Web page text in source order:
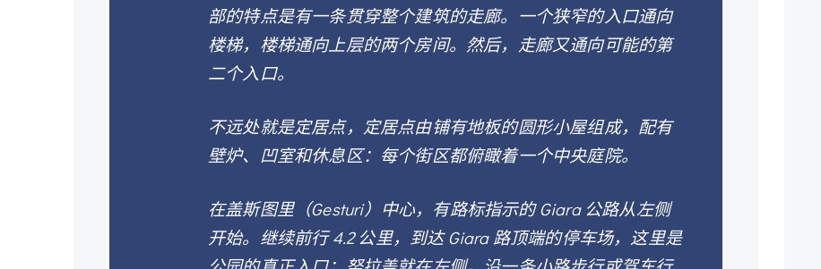
部的特点是有一条贯穿整个建筑的走廊。一个狭窄的入口通向
楼梯，楼梯通向上层的两个房间。然后，走廊又通向可能的第
二个入口。
不远处就是定居点，定居点由铺有地板的圆形小屋组成，配有
壁炉、凹室和休息区：每个街区都俯瞰着一个中央庭院。
在盖斯图里（Gesturi）中心，有路标指示的 Giara 公路从左侧
开始。继续前行 4.2 公里，到达 Giara 路顶端的停车场，这里是